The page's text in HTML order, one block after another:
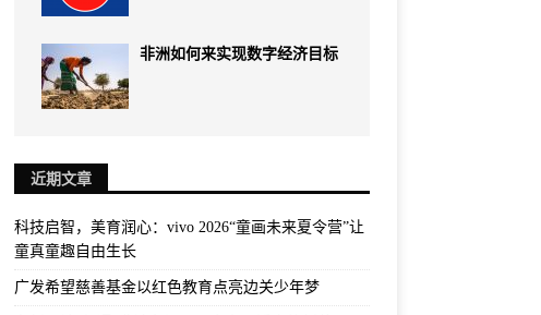
非洲如何来实现数字经济目标
近期文章
科技启智，美育润心：vivo 2026“童画未来夏令营”让
童真童趣自由生长
广发希望慈善基金以红色教育点亮边关少年梦